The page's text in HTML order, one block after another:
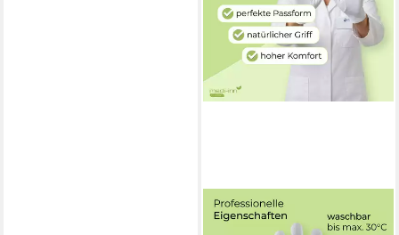
MEDI-INN CLASSIC
Baumwollhandschuhe Trikot,